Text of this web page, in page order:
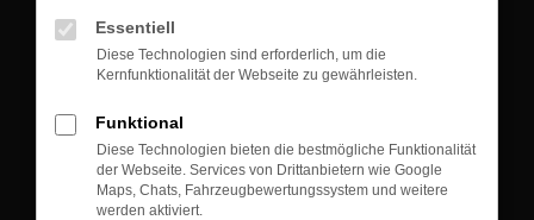
Kontakt:
Tel.: +49 3745 760 90 20
Fax: +49 3745 760 90 21
Essentiell
Diese Technologien sind erforderlich, um die
Kernfunktionalität der Webseite zu gewährleisten.
Funktional
Diese Technologien bieten die bestmögliche Funktionalität
der Webseite. Services von Drittanbietern wie Google
Maps, Chats, Fahrzeugbewertungssystem und weitere
werden aktiviert.